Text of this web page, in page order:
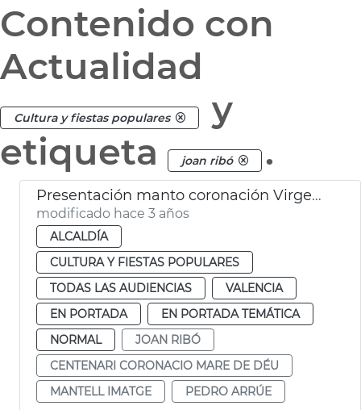
Contenido con
Actualidad
Cultura y fiestas populares
y
etiqueta
joan ribó .
Presentación manto coronación Virgen de los Desamparados
modificado hace 3 años
ALCALDÍA
CULTURA Y FIESTAS POPULARES
TODAS LAS AUDIENCIAS
VALENCIA
EN PORTADA
EN PORTADA TEMÁTICA
NORMAL
JOAN RIBÓ
CENTENARI CORONACIO MARE DE DÉU
MANTELL IMATGE
PEDRO ARRÚE